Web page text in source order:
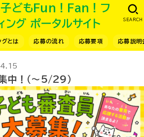
どもFun！Fan！フ
ング ポータルサイト
とは 応募の流れ 応募要項 応募説明
SEARCH
中！（～5/29）